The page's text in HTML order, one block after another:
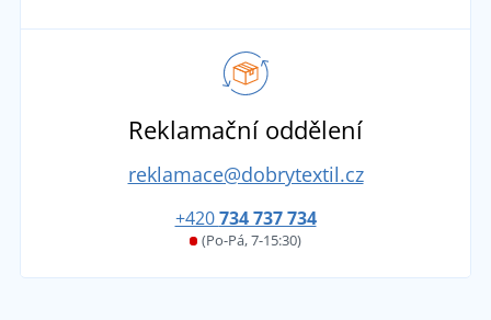
Reklamační oddělení
reklamace@dobrytextil.cz
+420734 737 734
(Po-Pá, 7-15:30)